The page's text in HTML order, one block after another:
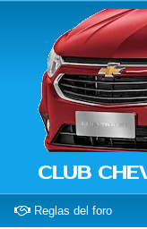
CLUB
Reglas del foro